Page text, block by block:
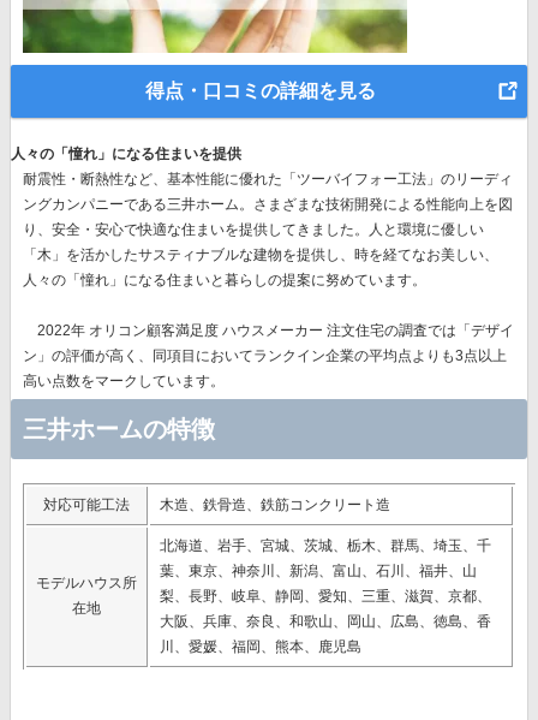
得点・口コミの詳細を見る
人々の「憧れ」になる住まいを提供
耐震性・断熱性など、基本性能に優れた 「ツーバイフォー工法」のリーディ
ングカンパニーである三井ホーム。さまざまな技術開発による性能向上を図
り、安全・安心で快適な住まいを提供してきました。人と環境に優しい
「木」を活かしたサスティナブルな建物を提供し、時を経てなお美しい、
人々の「憧れ」になる住まいと暮らしの提案に努めています。
2022年 オリコン顧客満足度 ハウスメーカー 注文住宅の調査では 「デザイ
ン」 の評価が高く、同項目においてランクイン企業の平均点よりも3点以上
高い点数をマークしています。
三井ホームの特徴
対応可能工法 木造、鉄骨造、鉄筋コンクリート造
モデルハウス所
在地
北海道、岩手、宮城、茨城、栃木、群馬、埼玉、千
葉、東京、神奈川、新潟、富山、石川、福井、山
梨、長野、岐阜、静岡、愛知、三重、滋賀、京都、
大阪、兵庫、奈良、和歌山、岡山、広島、徳島、香
川、愛媛、福岡、熊本、鹿児島